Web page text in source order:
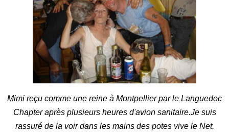
Mimi reçu comme une reine à Montpellier par le Languedoc
Chapter après plusieurs heures d'avion sanitaire.Je suis
rassuré de la voir dans les mains des potes vive le Net.